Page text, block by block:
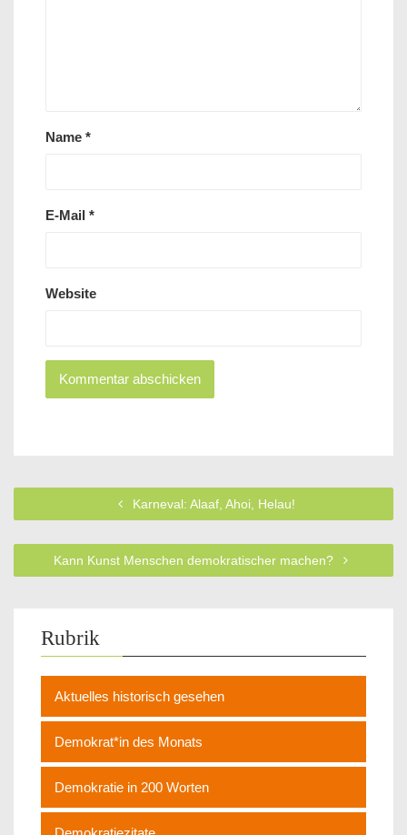
Name *
E-Mail *
Website
Karneval: Alaaf, Ahoi, Helau!
Kann Kunst Menschen demokratischer machen?
Rubrik
Aktuelles historisch gesehen
Demokrat*in des Monats
Demokratie in 200 Worten